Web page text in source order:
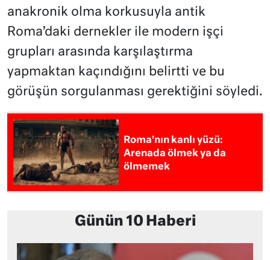
anakronik olma korkusuyla antik
Roma’daki dernekler ile modern işçi
grupları arasında karşılaştırma
yapmaktan kaçındığını belirtti ve bu
görüşün sorgulanması gerektiğini söyledi.
Roma’nın kanlı yüzü:
Arenada ölmek ya da
ölmemek
Günün 10 Haberi